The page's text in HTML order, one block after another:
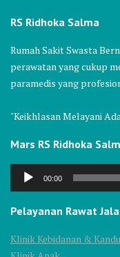
RS Ridhoka Salma
Rumah Sakit Swasta
perawatan yang cukup
paramedis yang
"Keikhlasan Melayani
Mars RS Ridhoka
Audio
00:00
Pelayanan Rawat
Klinik Kebidanan &